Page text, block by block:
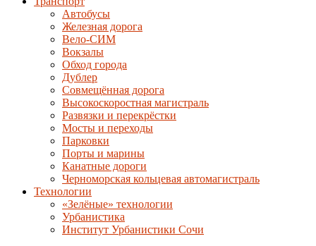
Автобусы
Железная дорога
Вело-СИМ
Вокзалы
Обход города
Дублер
Совмещённая дорога
Высокоскоростная магистраль
Развязки и перекрёстки
Мосты и переходы
Парковки
Порты и марины
Канатные дороги
Черноморская кольцевая автомагистраль
Технологии
«Зелёные» технологии
Урбанистика
Институт Урбанистики Сочи